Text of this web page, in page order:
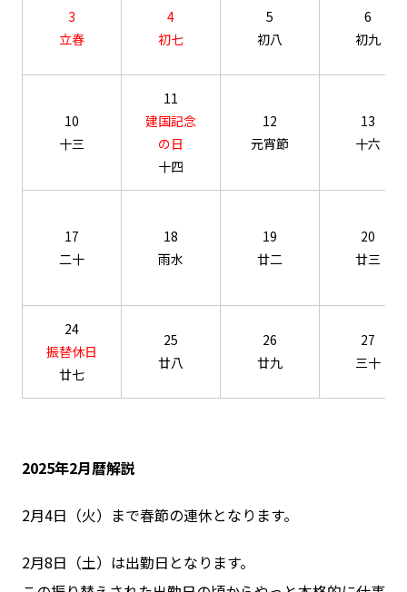
3
立春
4
初七
5
初八
6
初九
10
十三
11
建国記念
の日
十四
12
元宵節
13
十六
17
二十
18
雨水
19
廿二
20
廿三
24
振替休日
廿七
25
廿八
26
廿九
27
三十
2025年2月暦解説
2月4日（火）まで春節の連休となります。
2月8日（土）は出勤日となります。